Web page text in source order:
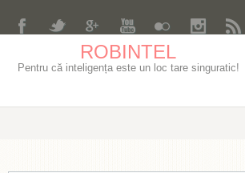
ROBINTEL
Pentru că inteligența este un loc tare singuratic!